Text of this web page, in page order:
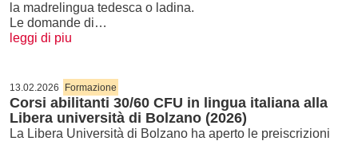
la madrelingua tedesca o ladina.
Le domande di…
leggi di piu
13.02.2026 Formazione
Corsi abilitanti 30/60 CFU in lingua italiana alla
Libera università di Bolzano (2026)
La Libera Università di Bolzano ha aperto le preiscrizioni